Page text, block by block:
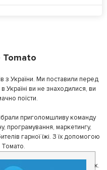
з України. Ми поставили перед
Україні ви не знаходилися, ви
поїсти.
приголомшливу команду
програмування, маркетингу,
гарної їжі. З їх допомогою
Томато.
знайти цікаві місця неподалік.